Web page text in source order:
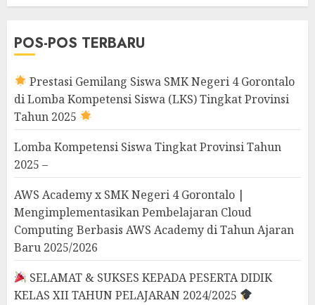
POS-POS TERBARU
Prestasi Gemilang Siswa SMK Negeri 4 Gorontalo
di Lomba Kompetensi Siswa (LKS) Tingkat Provinsi
Tahun 2025
Lomba Kompetensi Siswa Tingkat Provinsi Tahun
2025 –
AWS Academy x SMK Negeri 4 Gorontalo |
Mengimplementasikan Pembelajaran Cloud
Computing Berbasis AWS Academy di Tahun Ajaran
Baru 2025/2026
SELAMAT & SUKSES KEPADA PESERTA DIDIK
KELAS XII TAHUN PELAJARAN 2024/2025